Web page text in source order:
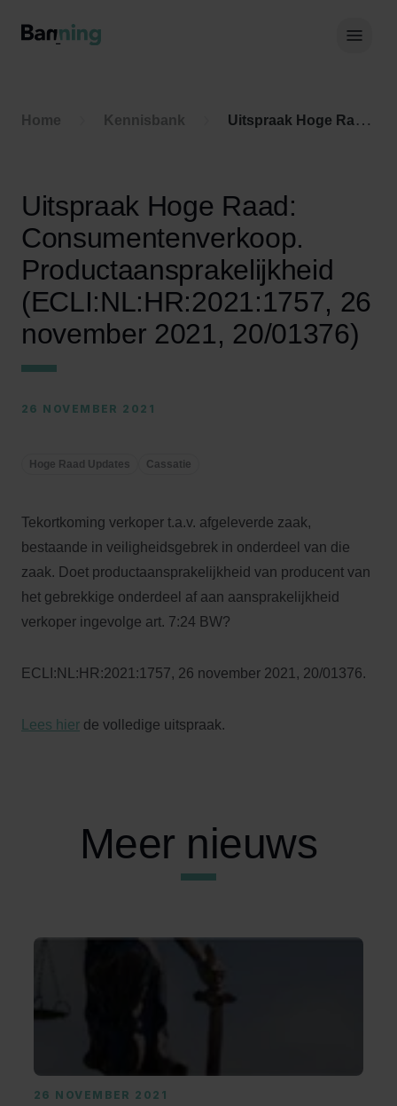
Home Kennisbank Uitspraak Hoge Raad: Consumentenverkoop. Productaansprakelijkheid (ECLI:NL:HR:2021:1757, 26 november 2021, 20/01376)
Uitspraak Hoge Raad:
Consumentenverkoop.
Productaansprakelijkheid
(ECLI:NL:HR:2021:1757, 26
november 2021, 20/01376)
26 NOVEMBER 2021
Hoge Raad Updates Cassatie
Tekortkoming verkoper t.a.v. afgeleverde zaak,
bestaande in veiligheidsgebrek in onderdeel van die
zaak. Doet productaansprakelijkheid van producent van
het gebrekkige onderdeel af aan aansprakelijkheid
verkoper ingevolge art. 7:24 BW?
ECLI:NL:HR:2021:1757, 26 november 2021, 20/01376.
Lees hier de volledige uitspraak.
Meer nieuws
26 NOVEMBER 2021